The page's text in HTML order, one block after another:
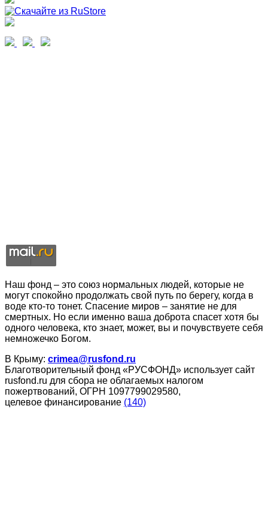
Наш фонд – это союз нормальных людей, которые не
могут спокойно продолжать свой путь по берегу, когда в
воде кто-то тонет. Спасение миров – занятие не для
смертных. Но если именно ваша доброта спасет хотя бы
одного человека, кто знает, может, вы и почувствуете себя
немножечко Богом.
В Крыму: crimea@rusfond.ru
Благотворительный фонд «РУСФОНД» использует сайт
rusfond.ru для сбора не облагаемых налогом
пожертвований, ОГРН 1097799029580,
целевое финансирование (140)